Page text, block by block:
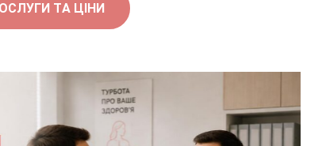
ТА ЦІНИ